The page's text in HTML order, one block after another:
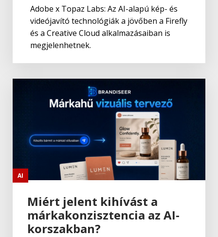
Adobe x Topaz Labs: Az AI-alapú kép- és
videójavító technológiák a jövőben a Firefly
és a Creative Cloud alkalmazásaiban is
megjelenhetnek.
AI
Miért jelent kihívást a
márkakonzisztencia az AI-
korszakban?